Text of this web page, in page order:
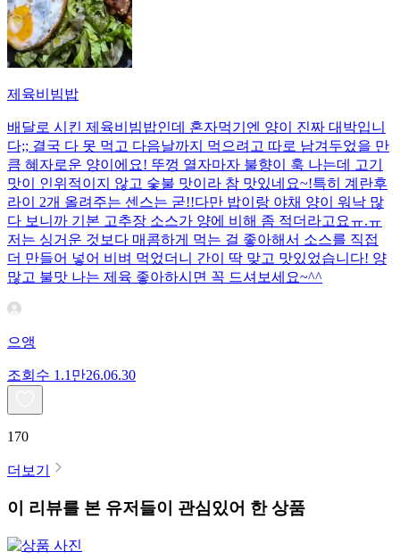
제육비빔밥
배달로 시킨 제육비빔밥인데 혼자먹기엔 양이 진짜 대박입니
다;; 결국 다 못 먹고 다음날까지 먹으려고 따로 남겨두었을 만
큼 혜자로운 양이에요! 뚜껑 열자마자 불향이 훅 나는데 고기
맛이 인위적이지 않고 숯불 맛이라 참 맛있네요~!특히 계란후
라이 2개 올려주는 센스는 굳!! ​다만 밥이랑 야채 양이 워낙 많
다 보니까 기본 고추장 소스가 양에 비해 좀 적더라고요ㅠ.ㅠ
저는 싱거운 것보다 매콤하게 먹는 걸 좋아해서 소스를 직접
더 만들어 넣어 비벼 먹었더니 간이 딱 맞고 맛있었습니다! 양
많고 불맛 나는 제육 좋아하시면 꼭 드셔보세요~^^
으앵
조회수 1.1만26.06.30
170
더보기
이 리뷰를 본 유저들이 관심있어 한 상품